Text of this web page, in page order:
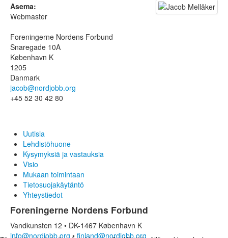
Käytännön apua
Kokemuksia
Kysymyksiä ja vastauksia
Työnantajalle
Miksi Nordjobb?
Työnantajat kertovat
Kysymyksiä ja vastauksia
Tietoa Nordjobbista
Mikä Nordjobb on?
Kulttuuri ja vapaa-aika
Vuokraaminen
Kysymyksiä ja vastauksia
Visio
Meidän tarinamme
Nordjobbin lähettiläs
Ajankohtaista
Asema:
Webmaster
Foreningerne Nordens Forbund
Snaregade 10A
København K
1205
Danmark
jacob@nordjobb.org
+45 52 30 42 80
Uutisia
Lehdistöhuone
Kysymyksiä ja vastauksia
Visio
Mukaan toimintaan
Tietosuojakäytäntö
Yhteystiedot
Foreningerne Nordens Forbund
Vandkunsten 12 • DK-1467 København K
info@nordjobb.org • finland@nordjobb.org